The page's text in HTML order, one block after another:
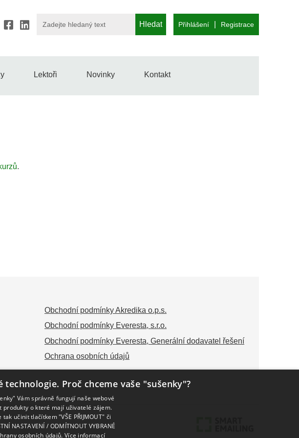
Hledat Přihlášení Registrace
Lektoři Novinky Kontakt
.
Obchodní podmínky Akredika o.p.s.
Obchodní podmínky Everesta, s.r.o.
Obchodní podmínky Everesta, Generální dodavatel řešení
Ochrana osobních údajů
Proč chceme vaše "sušenky"?
Vám správně fungují naše webové
produkty o které mají uživatelé zájem.
učinit tlačítkem "VŠE PŘIJMOUT" či
NASTAVENÍ / ODMÍTNOUT VYBRANÉ
osobních údajů. Více informací